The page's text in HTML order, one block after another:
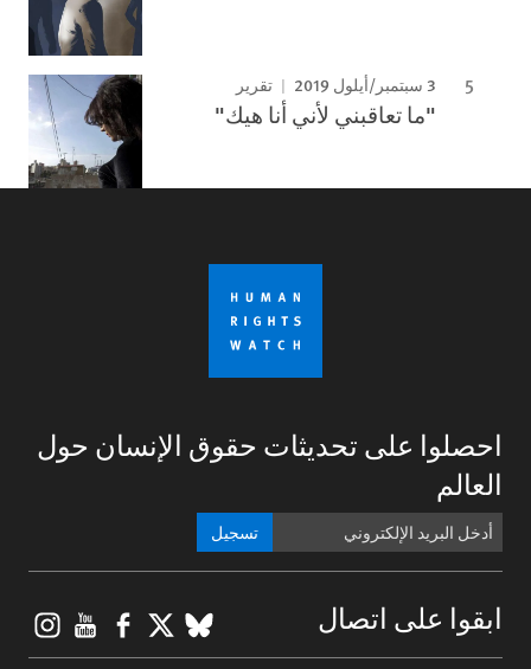
3 سبتمبر/أيلول 2019 تقرير
"ما تعاقبني لأني أنا هيك"
احصلوا على تحديثات حقوق الإنسان حول
العالم
تسجيل
ابقوا على اتصال BlueSky
X